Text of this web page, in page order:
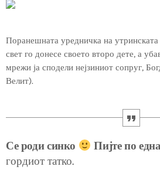
Поранешната уредничка на
свет го донесе своето второ дете, а
мрежи ја сподели нејзиниот сопруг,
Велит).
Се роди синко Пијте по
гордиот татко.